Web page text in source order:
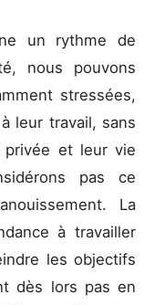
un rythme de
nous pouvons
stressées,
leur travail, sans
et leur vie
pas ce
La
à travailler
les objectifs
dès lors pas en